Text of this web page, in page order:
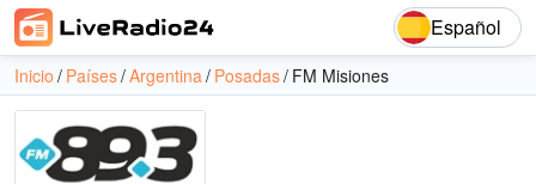
Español
Inicio Países Argentina Posadas FM Misiones